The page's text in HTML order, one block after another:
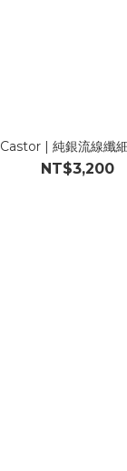
Castor | 純銀流線纖
NT$3,200